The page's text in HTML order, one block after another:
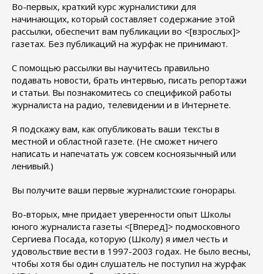
Во-первых, краткий курс журналистики для
начинающих, который составляет содержание этой
рассылки, обеспечит вам публикации во <[взрослых]>
газетах. Без публикаций на журфак не принимают.
С помощью рассылки вы научитесь правильно
подавать новости, брать интервью, писать репортажи
и статьи. Вы познакомитесь со спецификой работы
журналиста на радио, телевидении и в Интернете.
Я подскажу вам, как опубликовать ваши тексты в
местной и областной газете. (Не сможет ничего
написать и напечатать уж совсем косноязычный или
ленивый.)
Вы получите ваши первые журналистские гонорары.
Во-вторых, мне придает уверенности опыт Школы
юного журналиста газеты <[Вперед]> подмосковного
Сергиева Посада, которую (Школу) я имел честь и
удовольствие вести в 1997-2003 годах. Не было весны,
чтобы хотя бы один слушатель не поступил на журфак